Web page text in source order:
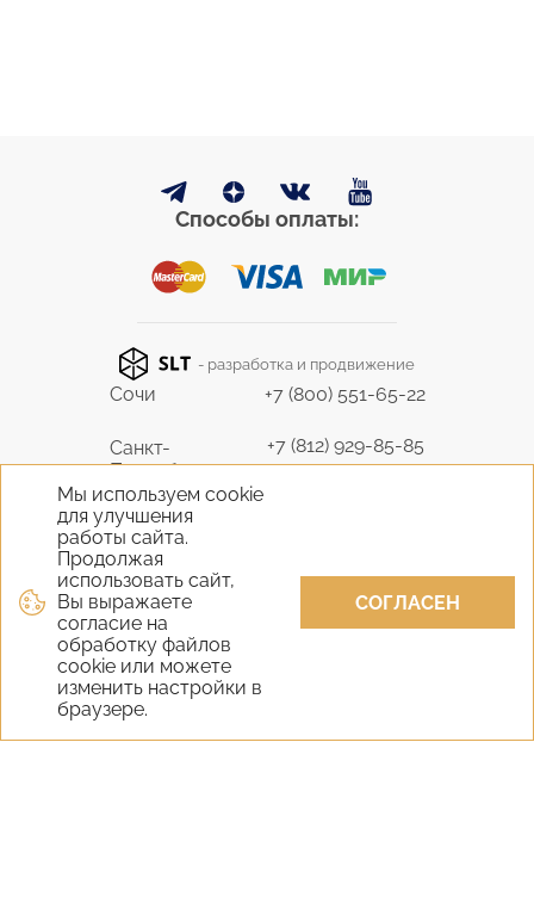
Мы используем cookie
для улучшения
работы сайта.
Продолжая
использовать сайт,
Вы выражаете
согласие на
обработку файлов
cookie или можете
изменить настройки в
браузере.
СОГЛАСЕН
Способы оплаты:
- разработка и продвижение
Сочи +7 (800) 551-65-22
Санкт-
Петербург
+7 (812) 929-85-85
9298585@bk.ru
Москва
Крым
+7 (978) 824-31-10
vernisage-c@mail.ru
Екатеринбург